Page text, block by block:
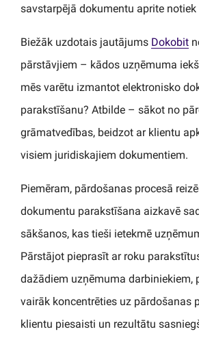
savstarpējā dokumentu aprite notiek
Biežāk uzdotais jautājums Dokobit
pārstāvjiem – kādos uzņēmuma
mēs varētu izmantot elektronisko
parakstīšanu? Atbilde – sākot no
grāmatvedības, beidzot ar klientu
visiem juridiskajiem dokumentiem.
Piemēram, pārdošanas procesā
dokumentu parakstīšana aizkavē
sākšanos, kas tieši ietekmē
Pārstājot pieprasīt ar roku
dažādiem uzņēmuma darbiniekiem,
vairāk koncentrēties uz pārdošanas
klientu piesaisti un rezultātu